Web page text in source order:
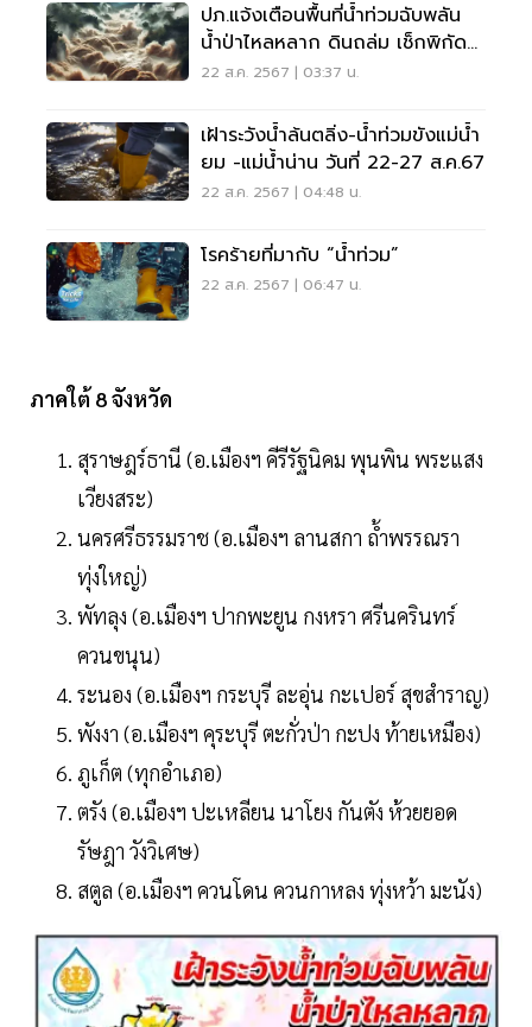
ปภ.แจ้งเตือนพื้นที่น้ำท่วมฉับพลัน
น้ำป่าไหลหลาก ดินถล่ม เช็กพิกัด
ด่วน
22 ส.ค. 2567 | 03:37 น.
เฝ้าระวังน้ำล้นตลิ่ง-น้ำท่วมขังแม่น้ำ
ยม -แม่น้ำน่าน วันที่ 22-27 ส.ค.67
22 ส.ค. 2567 | 04:48 น.
โรคร้ายที่มากับ “น้ำท่วม”
22 ส.ค. 2567 | 06:47 น.
ภาคใต้ 8 จังหวัด
สุราษฎร์ธานี (อ.เมืองฯ คีรีรัฐนิคม พุนพิน พระแสง
เวียงสระ)
นครศรีธรรมราช (อ.เมืองฯ ลานสกา ถ้ำพรรณรา
ทุ่งใหญ่)
พัทลุง (อ.เมืองฯ ปากพะยูน กงหรา ศรีนครินทร์
ควนขนุน)
ระนอง (อ.เมืองฯ กระบุรี ละอุ่น กะเปอร์ สุขสำราญ)
พังงา (อ.เมืองฯ คุระบุรี ตะกั่วป่า กะปง ท้ายเหมือง)
ภูเก็ต (ทุกอำเภอ)
ตรัง (อ.เมืองฯ ปะเหลียน นาโยง กันตัง ห้วยยอด
รัษฎา วังวิเศษ)
สตูล (อ.เมืองฯ ควนโดน ควนกาหลง ทุ่งหว้า มะนัง)